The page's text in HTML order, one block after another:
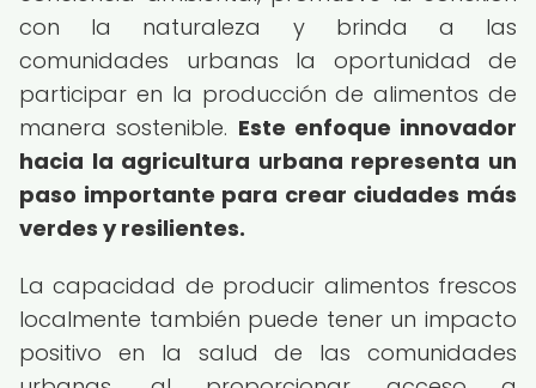
con la naturaleza y brinda a las
comunidades urbanas la oportunidad de
participar en la producción de alimentos de
manera sostenible. Este enfoque innovador
hacia la agricultura urbana representa un
paso importante para crear ciudades más
verdes y resilientes.
La capacidad de producir alimentos frescos
localmente también puede tener un impacto
positivo en la salud de las comunidades